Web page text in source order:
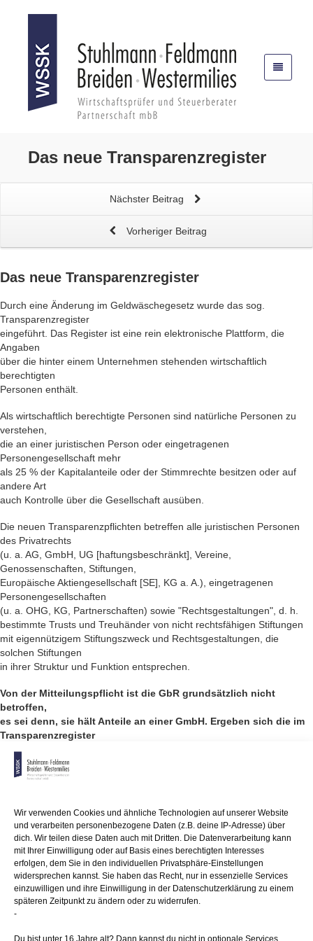
Wir verwenden Cookies und ähnliche Technologien auf unserer Website
und verarbeiten personenbezogene Daten (z.B. deine IP-Adresse) über
dich. Wir teilen diese Daten auch mit Dritten. Die Datenverarbeitung kann
mit Ihrer Einwilligung oder auf Basis eines berechtigten Interesses
erfolgen, dem Sie in den individuellen Privatsphäre-Einstellungen
widersprechen kannst. Sie haben das Recht, nur in essenzielle Services
einzuwilligen und ihre Einwilligung in der Datenschutzerklärung zu einem
späteren Zeitpunkt zu ändern oder zu widerrufen.
-
Du bist unter 16 Jahre alt? Dann kannst du nicht in optionale Services
Das neue Transparenzregister
Nächster Beitrag
Vorheriger Beitrag
Das neue Transparenzregister
Durch eine Änderung im Geldwäschegesetz wurde das sog.
Transparenzregister
eingeführt. Das Register ist eine rein elektronische Plattform, die
Angaben
über die hinter einem Unternehmen stehenden wirtschaftlich
berechtigten
Personen enthält.
Als wirtschaftlich berechtigte Personen sind natürliche Personen zu
verstehen,
die an einer juristischen Person oder eingetragenen
Personengesellschaft mehr
als 25 % der Kapitalanteile oder der Stimmrechte besitzen oder auf
andere Art
auch Kontrolle über die Gesellschaft ausüben.
Die neuen Transparenzpflichten betreffen alle juristischen Personen
des Privatrechts
(u. a. AG, GmbH, UG [haftungsbeschränkt], Vereine,
Genossenschaften, Stiftungen,
Europäische Aktiengesellschaft [SE], KG a. A.), eingetragenen
Personengesellschaften
(u. a. OHG, KG, Partnerschaften) sowie "Rechtsgestaltungen", d. h.
bestimmte Trusts und Treuhänder von nicht rechtsfähigen Stiftungen
mit eigennützigem Stiftungszweck und Rechtsgestaltungen, die
solchen Stiftungen
in ihrer Struktur und Funktion entsprechen.
Von der Mitteilungspflicht ist die GbR grundsätzlich nicht
betroffen,
es sei denn, sie hält Anteile an einer GmbH. Ergeben sich die im
Transparenzregister
einzutragenden Daten aus öffentlich einsehbaren und
elektronisch abrufbaren
Registern, wie z. B. Handels-, Partnerschafts-, oder
Bei bislang nicht elektronisch hinterlegter Gesellschafterliste entfällt
die Meldepflicht nicht. Daher ist grundsätzlich individuell zu prüfen,
ob die wirtschaftlich Berechtigten sich bereits aus den Registern
ergeben.
Juristische Personen und eingetragene Personengesellschaften haben
Angaben